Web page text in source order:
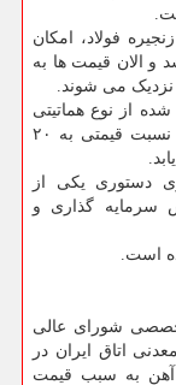
فولاد، امکان
و الان قیمت ها به
نزدیک می شوند.
از نوع هماتیتی
بوده و پیش بینی می شود سنگ آهن مگنتیت، نسبت قیمتی به ۲۰
دستوری یکی از
سرمایه گذاری و
شورای عالی
اتاق ایران در
آهن به سبب قیمت